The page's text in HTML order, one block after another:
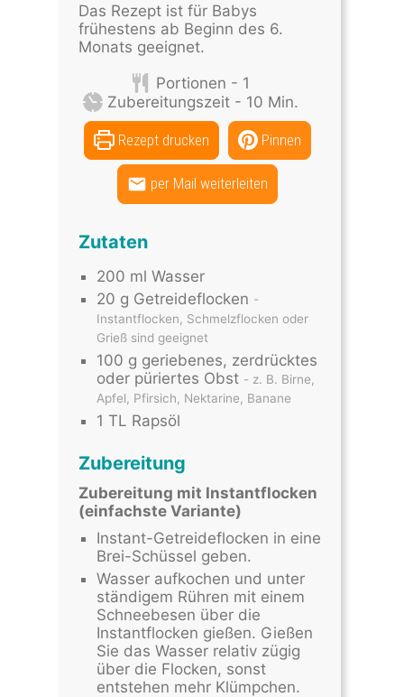
Das Rezept ist für Babys
frühestens ab Beginn des 6.
Monats geeignet.
Portionen - 1
Zubereitungszeit - 10 Min.
Rezept drucken Pinnen
per Mail weiterleiten
Zutaten
200 ml Wasser
20 g Getreideflocken -
Instantflocken, Schmelzflocken oder
Grieß sind geeignet
100 g geriebenes, zerdrücktes
oder püriertes Obst - z. B. Birne,
Apfel, Pfirsich, Nektarine, Banane
1 TL Rapsöl
Zubereitung
Zubereitung mit Instantflocken
(einfachste Variante)
Instant-Getreideflocken in eine
Brei-Schüssel geben.
Wasser aufkochen und unter
ständigem Rühren mit einem
Schneebesen über die
Instantflocken gießen. Gießen
Sie das Wasser relativ zügig
über die Flocken, sonst
entstehen mehr Klümpchen.